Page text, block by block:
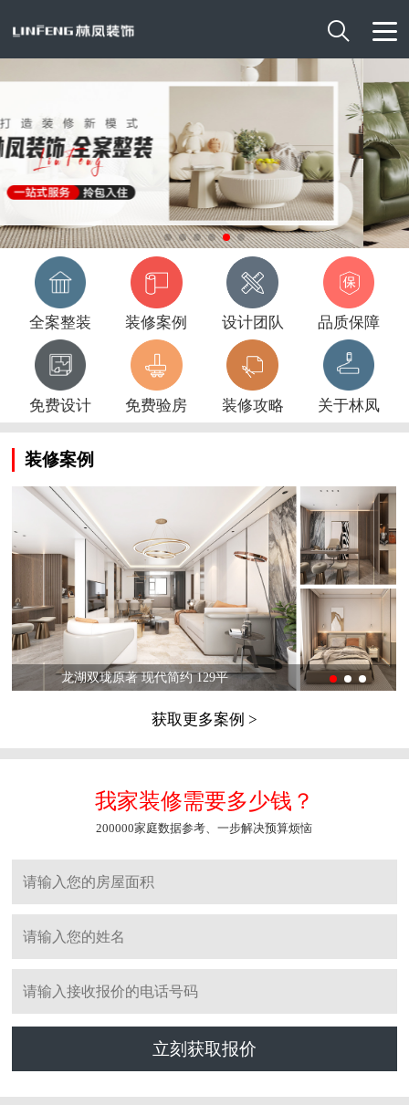

全案整装 装修案例 设计团队 品质保障
免费设计 免费验房 装修攻略 关于林凤
装修案例
龙湖双珑原著 现代简约 129平
获取更多案例 >
我家装修需要多少钱？
200000家庭数据参考、一步解决预算烦恼
立刻获取报价